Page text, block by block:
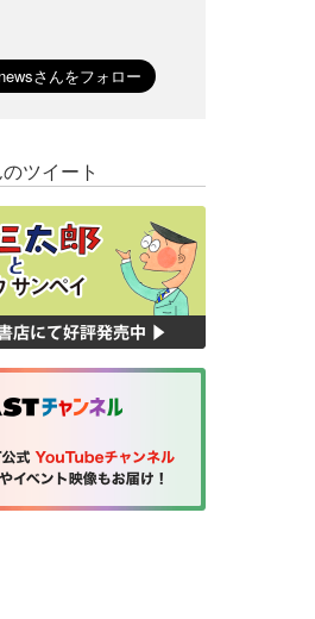
ツイート